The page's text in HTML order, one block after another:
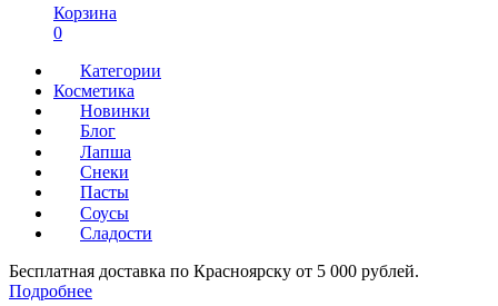
Корзина
0
Категории
Косметика
Новинки
Блог
Лапша
Снеки
Пасты
Соусы
Сладости
Бесплатная доставка по Красноярску от 5 000 рублей.
Подробнее